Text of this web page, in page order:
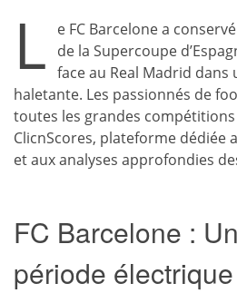
L
e FC Barcelone a
de la Supercoupe
face au Real Madrid
haletante. Les passionnés de
toutes les grandes
ClicnScores, plateforme dédiée
et aux analyses approfondies
FC Barcelone :
période